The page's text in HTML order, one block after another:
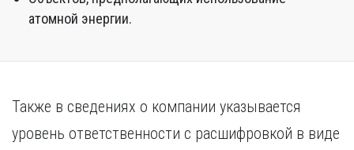
атомной энергии.
Также в сведениях о компании указывается
уровень ответственности с расшифровкой в виде